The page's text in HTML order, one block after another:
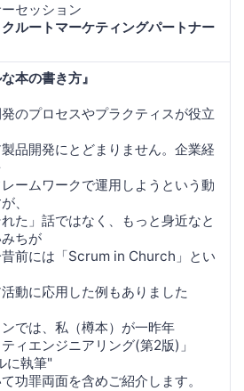
セッション
クルートマーケティングパートナー
本の書き方』
のプロセスやプラクティスが役立
品開発にとどまりません。企業経
ームワークで運用しようという動
、
た」話ではなく、もっと身近なと
ちが
前には「Scrum in Church」とい
動に応用した例もありました
では、私（樽本）が一昨年
ティエンジニアリング(第2版)」
に執筆"
功罪両面を含めご紹介します。